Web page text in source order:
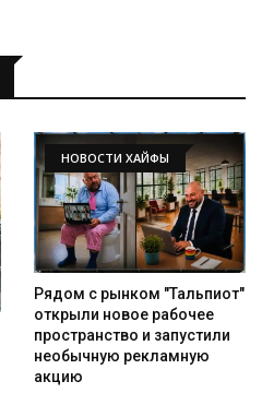
Искать
НОВОСТИ ХАЙФЫ
Рядом с рынком "Тальпиот"
открыли новое рабочее
пространство и запустили
необычную рекламную
акцию